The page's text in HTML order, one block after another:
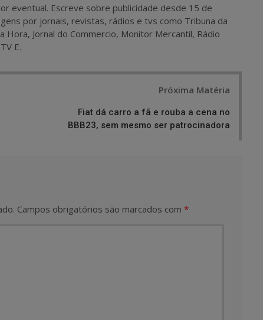
eventual. Escreve sobre publicidade desde 15 de
por jornais, revistas, rádios e tvs como Tribuna da
Hora, Jornal do Commercio, Monitor Mercantil, Rádio
E.
Próxima Matéria
Fiat dá carro a fã e rouba a cena no
BBB23, sem mesmo ser patrocinadora
Campos obrigatórios são marcados com *